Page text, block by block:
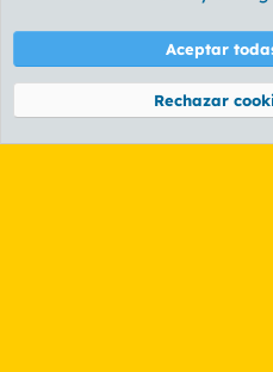
Términos y reglas
Community platform by XenForo® ©
Aceptar
Rechazar